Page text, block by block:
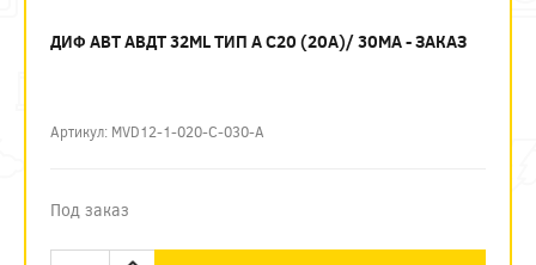
ДИФ АВТ АВДТ 32ML ТИП А C20 (20А)/ 30МА - ЗАКАЗ
Артикул: MVD12-1-020-C-030-A
Под заказ